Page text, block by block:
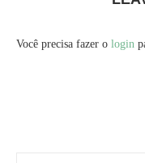
Você precisa fazer o login